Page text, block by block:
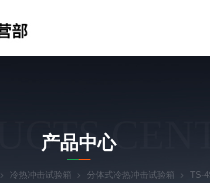
产品中心
冷热冲击试验箱 分体式冷热冲击试验箱 TS-